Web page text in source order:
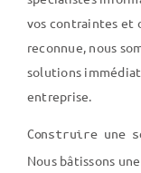
vos contraintes et
reconnue, nous
solutions
entreprise.
Construire une
Nous bâtissons